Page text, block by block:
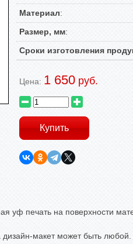
Материал:
Размер, мм:
Сроки изготовления
Цена: 1 650 руб.
уф печать на поверхности
макет может быть любой.